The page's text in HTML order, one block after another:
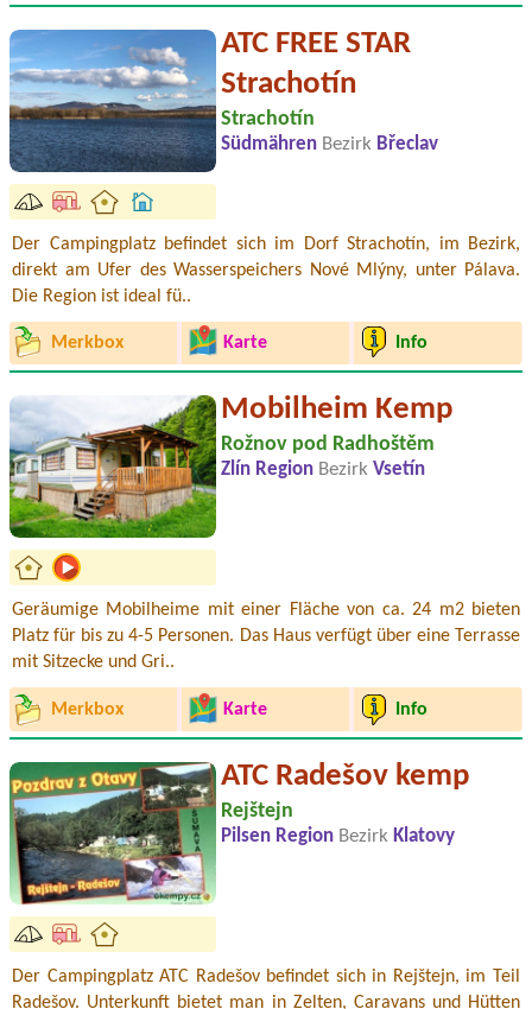
ATC FREE STAR
Strachotín
Strachotín
Südmähren Bezirk Břeclav
Der Campingplatz befindet sich im Dorf Strachotín, im Bezirk,
direkt am Ufer des Wasserspeichers Nové Mlýny, unter Pálava.
Die Region ist ideal fü..
Merkbox Karte Info
Mobilheim Kemp
Rožnov pod Radhoštěm
Zlín Region Bezirk Vsetín
Geräumige Mobilheime mit einer Fläche von ca. 24 m2 bieten
Platz für bis zu 4-5 Personen. Das Haus verfügt über eine Terrasse
mit Sitzecke und Gri..
Merkbox Karte Info
ATC Radešov kemp
Rejštejn
Pilsen Region Bezirk Klatovy
Der Campingplatz ATC Radešov befindet sich in Rejštejn, im Teil
Radešov. Unterkunft bietet man in Zelten, Caravans und Hütten